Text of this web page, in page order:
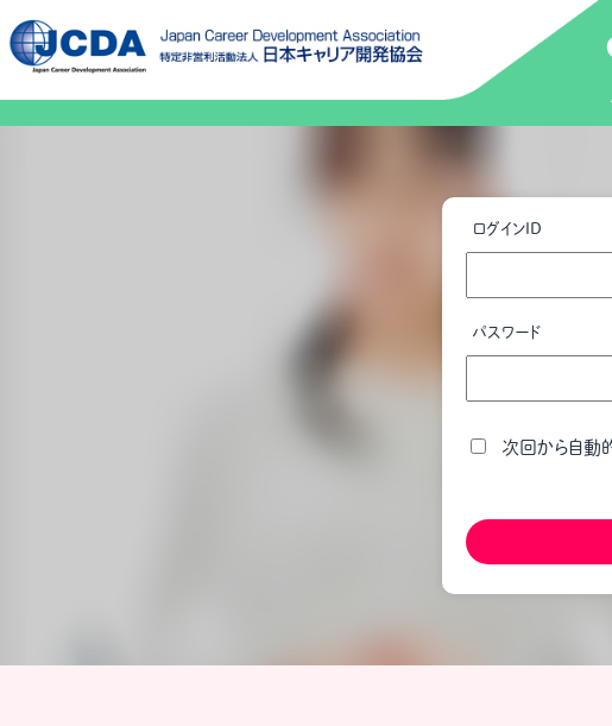
ログインID
パスワード
次回から自動